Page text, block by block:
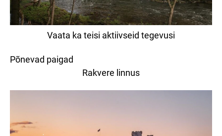
Vaata ka teisi aktiivseid tegevusi
Põnevad paigad
Rakvere linnus